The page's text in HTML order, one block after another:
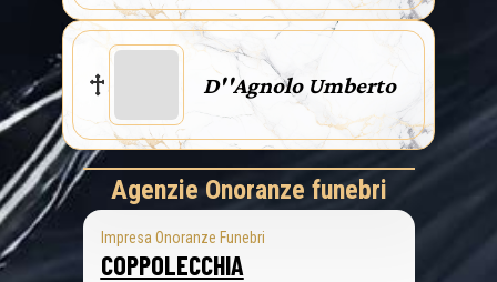
D''Agnolo Umberto
Agenzie Onoranze funebri
Impresa Onoranze Funebri
COPPOLECCHIA